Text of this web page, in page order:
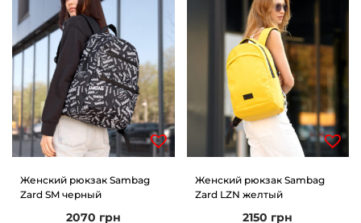
Женский рюкзак Sambag
Zard SM черный
2070 грн
Женский рюкзак Sambag
Zard LZN желтый
2150 грн